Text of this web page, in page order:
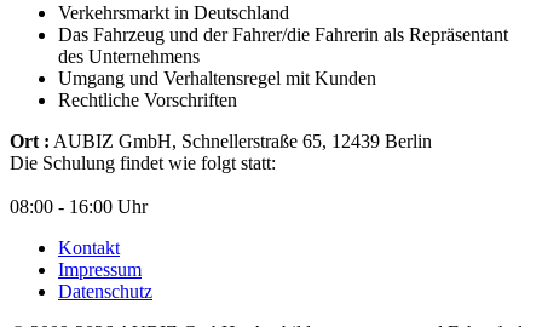
Verkehrsmarkt in Deutschland
Das Fahrzeug und der Fahrer/die Fahrerin als Repräsentant
des Unternehmens
Umgang und Verhaltensregel mit Kunden
Rechtliche Vorschriften
Ort : AUBIZ GmbH, Schnellerstraße 65, 12439 Berlin
Die Schulung findet wie folgt statt:
08:00 - 16:00 Uhr
Kontakt
Impressum
Datenschutz